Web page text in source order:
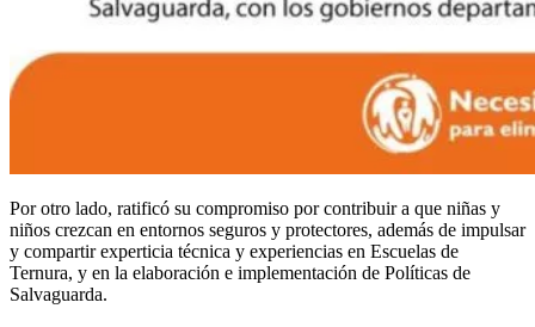
Por otro lado, ratificó su compromiso por contribuir a que niñas y
niños crezcan en entornos seguros y protectores, además de impulsar
y compartir experticia técnica y experiencias en Escuelas de
Ternura, y en la elaboración e implementación de Políticas de
Salvaguarda.